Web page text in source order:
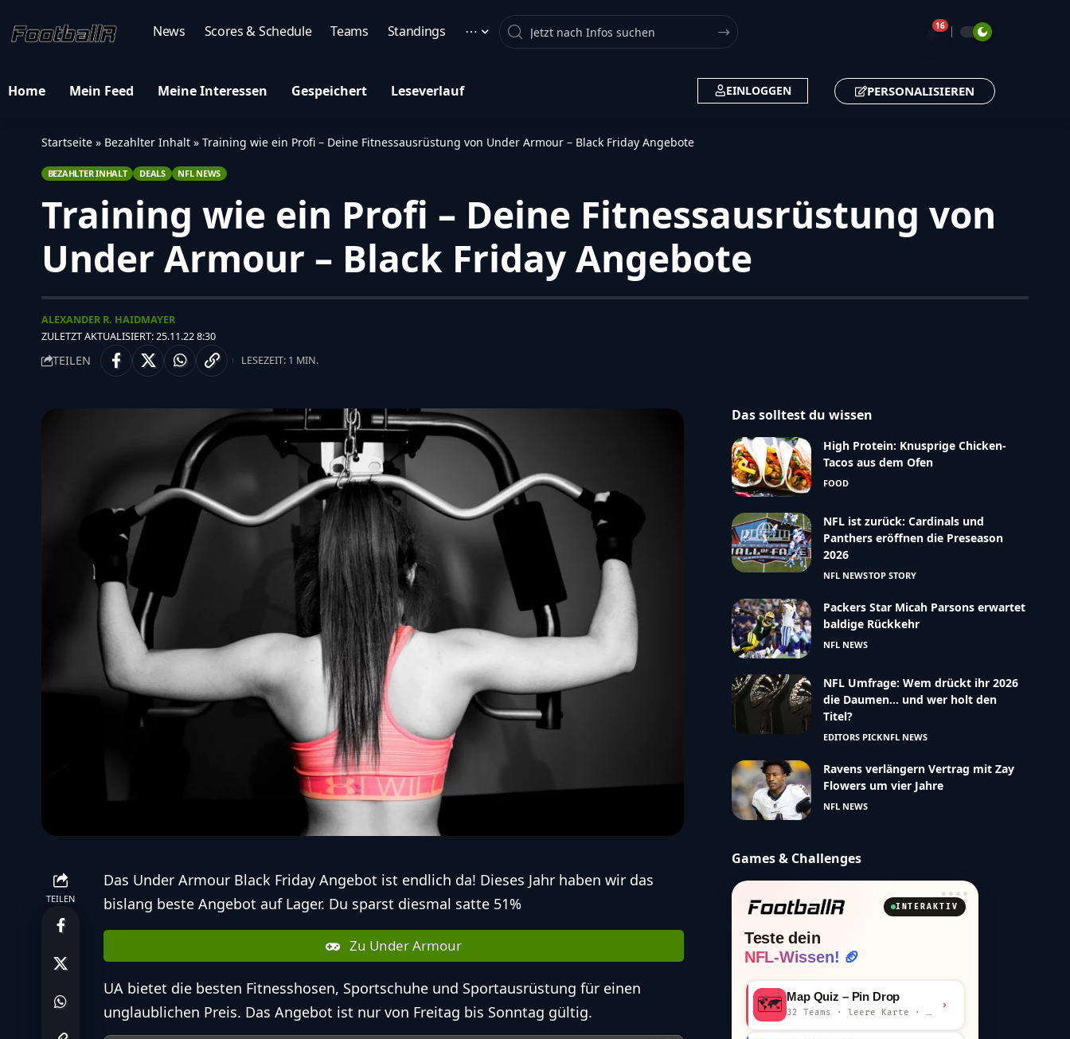
News Scores & Schedule Teams Standings ⋯ Search 🔔16
Home Mein Feed Meine Interessen Gespeichert Leseverlauf EINLOGGEN PERSONALISIEREN
Startseite » Bezahlter Inhalt » Training wie ein Profi – Deine Fitnessausrüstung von Under Armour – Black Friday Angebote
BEZAHLTER INHALT DEALS NFL NEWS
Training wie ein Profi – Deine Fitnessausrüstung von
Under Armour – Black Friday Angebote
ZULETZT AKTUALISIERT: 25.11.22 8:30
ALEXANDER R. HAIDMAYER
TEILEN LESEZEIT: 1 MIN.
TEILEN
Das Under Armour Black Friday Angebot ist endlich da! Dieses Jahr haben wir das
bislang beste Angebot auf Lager. Du sparst diesmal satte 51%
Zu Under Armour
UA bietet die besten Fitnesshosen, Sportschuhe und Sportausrüstung für einen
unglaublichen Preis. Das Angebot ist nur von Freitag bis Sonntag gültig.
Das solltest du wissen
High Protein: Knusprige Chicken-
Tacos aus dem Ofen
FOOD
NFL ist zurück: Cardinals und
Panthers eröffnen die Preseason
2026
NFL NEWSTOP STORY
Packers Star Micah Parsons erwartet
baldige Rückkehr
NFL NEWS
NFL Umfrage: Wem drückt ihr 2026
die Daumen… und wer holt den
Titel?
EDITORS PICKNFL NEWS
Ravens verlängern Vertrag mit Zay
Flowers um vier Jahre
NFL NEWS
Games & Challenges
INTERAKTIV
Teste dein
NFL-Wissen! 🏈
🗺️ Map Quiz – Pin Drop
32 Teams · leere Karte · km-Wertung
›